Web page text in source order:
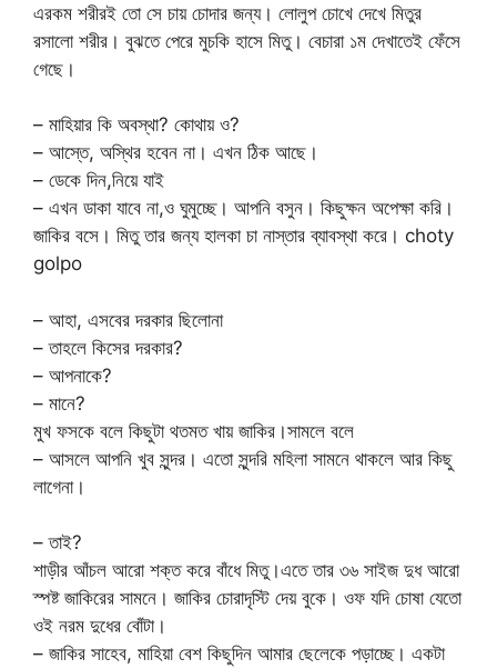
এরকম শরীরই তো সে চায় চোদার জন্য। লোলুপ চোখে দেখে মিতুর
রসালো শরীর। বুঝতে পেরে মুচকি হাসে মিতু। বেচারা ১ম দেখাতেই ফেঁসে
গেছে।
– মাহিয়ার কি অবস্থা? কোথায় ও?
– আস্তে, অস্থির হবেন না। এখন ঠিক আছে।
– ডেকে দিন,নিয়ে যাই
– এখন ডাকা যাবে না,ও ঘুমুচ্ছে। আপনি বসুন। কিছুক্ষন অপেক্ষা করি।
জাকির বসে। মিতু তার জন্য হালকা চা নাস্তার ব্যাবস্থা করে। choty
golpo
– আহা, এসবের দরকার ছিলোনা
– তাহলে কিসের দরকার?
– আপনাকে?
– মানে?
মুখ ফসকে বলে কিছুটা থতমত খায় জাকির।সামলে বলে
– আসলে আপনি খুব সুন্দর। এতো সুন্দরি মহিলা সামনে থাকলে আর কিছু
লাগেনা।
– তাই?
শাড়ীর আঁচল আরো শক্ত করে বাঁধে মিতু।এতে তার ৩৬ সাইজ দুধ আরো
স্পষ্ট জাকিরের সামনে। জাকির চোরাদৃস্টি দেয় বুকে। ওফ যদি চোষা যেতো
ওই নরম দুধের বোঁটা।
– জাকির সাহেব, মাহিয়া বেশ কিছুদিন আমার ছেলেকে পড়াচ্ছে। একটা